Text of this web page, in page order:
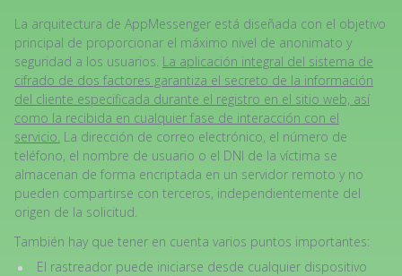
La arquitectura de AppMessenger está diseñada con el objetivo
principal de proporcionar el máximo nivel de anonimato y
seguridad a los usuarios. La aplicación integral del sistema de
cifrado de dos factores garantiza el secreto de la información
del cliente especificada durante el registro en el sitio web, así
como la recibida en cualquier fase de interacción con el
servicio. La dirección de correo electrónico, el número de
teléfono, el nombre de usuario o el DNI de la víctima se
almacenan de forma encriptada en un servidor remoto y no
pueden compartirse con terceros, independientemente del
origen de la solicitud.
También hay que tener en cuenta varios puntos importantes:
El rastreador puede iniciarse desde cualquier dispositivo